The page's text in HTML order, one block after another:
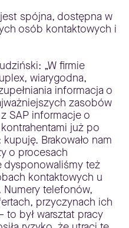
spójna, dostępna w
osób kontaktowych i
„W firmie
wiarygodna,
informacja o
zasobów
SAP informacje o
już po
Brakowało nam
o procesach
dysponowaliśmy też
kontaktowych u
telefonów,
przyczynach ich
to był warsztat pracy